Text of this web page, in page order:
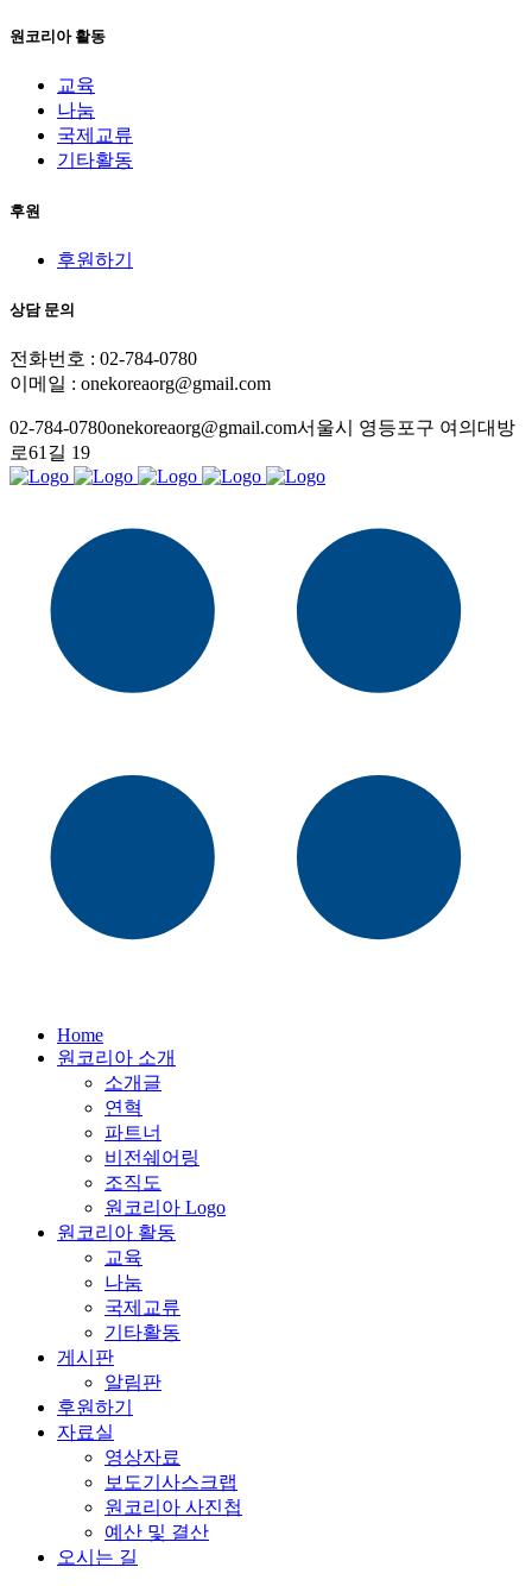
원코리아 활동
교육
나눔
국제교류
기타활동
후원
후원하기
상담 문의
전화번호 : 02-784-0780
이메일 : onekoreaorg@gmail.com
02-784-0780onekoreaorg@gmail.com서울시 영등포구 여의대방
로61길 19
Home
원코리아 소개
소개글
연혁
파트너
비전쉐어링
조직도
원코리아 Logo
원코리아 활동
교육
나눔
국제교류
기타활동
게시판
알림판
후원하기
자료실
영상자료
보도기사스크랩
원코리아 사진첩
예산 및 결산
오시는 길